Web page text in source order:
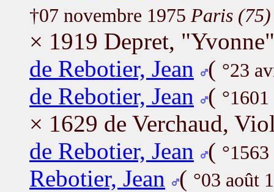
†07 novembre 1975 Paris (75)
× 1919 Depret,
de Rebotier, Jean
( °23
de Rebotier, Jean (
× 1629 de Verchaud,
de Rebotier, Jean
( °1563
Rebotier, Jean ( °03 août